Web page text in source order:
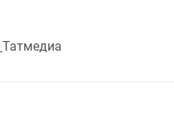
Татмедиа